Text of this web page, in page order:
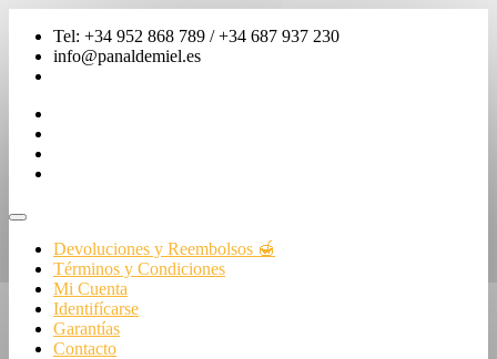
contenido
Tel: +34 952 868 789 / +34 687 937 230
info@panaldemiel.es
Menú
barra
superior
Devoluciones y Reembolsos 🍯
Términos y Condiciones
Mi Cuenta
Identifícarse
Garantías
Contacto